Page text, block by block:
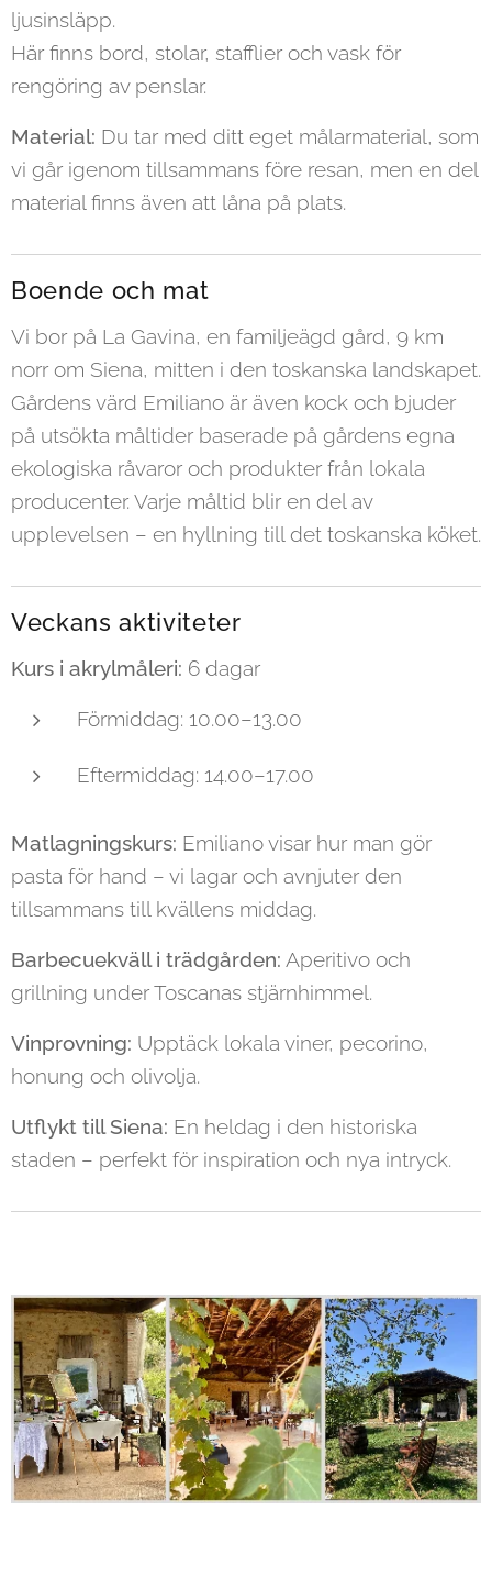
ljusinsläpp.
Här finns bord, stolar, stafflier och vask för
rengöring av penslar.
Material: Du tar med ditt eget målar­material, som
vi går igenom tillsammans före resan, men en del
material finns även att låna på plats.
Boende och mat
Vi bor på La Gavina, en familjeägd gård, 9 km
norr om Siena, mitten i den toskanska landskapet.
Gårdens värd Emiliano är även kock och bjuder
på utsökta måltider baserade på gårdens egna
ekologiska råvaror och produkter från lokala
producenter. Varje måltid blir en del av
upplevelsen – en hyllning till det toskanska köket.
Veckans aktiviteter
Kurs i akrylmåleri: 6 dagar
Förmiddag: 10.00–13.00
Eftermiddag: 14.00–17.00
Matlagningskurs: Emiliano visar hur man gör
pasta för hand – vi lagar och avnjuter den
tillsammans till kvällens middag.
Barbecuekväll i trädgården: Aperitivo och
grillning under Toscanas stjärnhimmel.
Vinprovning: Upptäck lokala viner, pecorino,
honung och olivolja.
Utflykt till Siena: En heldag i den historiska
staden – perfekt för inspiration och nya intryck.